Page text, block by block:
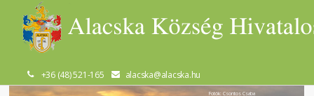
+36 (48) 521-165 alacska@alacska.hu
Fotók: Csontos Csaba